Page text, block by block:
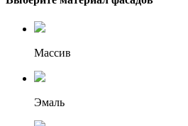
Массив
Эмаль